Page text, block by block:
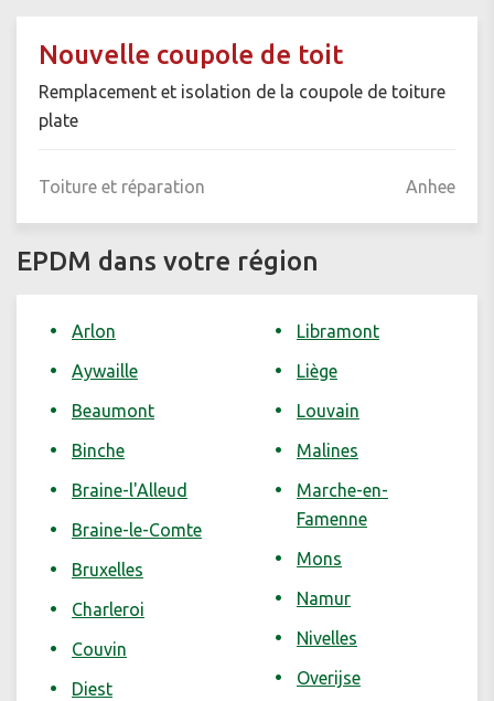
Nouvelle coupole de toit
Remplacement et isolation de la coupole de toiture
plate
Toiture et réparation Anhee
EPDM dans votre région
Arlon
Aywaille
Beaumont
Binche
Braine-l'Alleud
Braine-le-Comte
Bruxelles
Charleroi
Couvin
Diest
Libramont
Liège
Louvain
Malines
Marche-en-
Famenne
Mons
Namur
Nivelles
Overijse